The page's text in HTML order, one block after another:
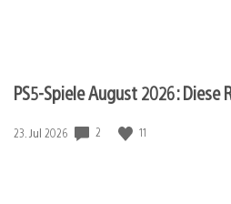
PS5-Spiele August 2026: Diese
Veröffentlichungsdatum:
23. Jul 2026 2 11